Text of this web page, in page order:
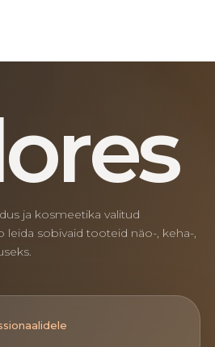
ores
ja kosmeetika valitud
leida sobivaid tooteid näo-, keha-,